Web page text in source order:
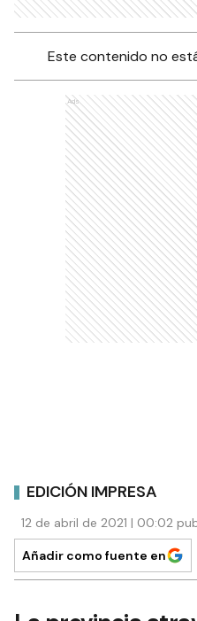
Este contenido no
Ads
EDICIÓN IMPRESA
12 de abril de 2021 | 00:02
Añadir como fuente en